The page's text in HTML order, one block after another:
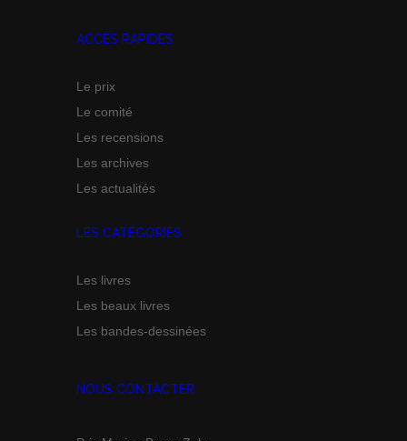
ACCES RAPIDES
Le prix
Le comité
Les recensions
Les archives
Les actualités
LES CATÉGORIES
Les livres
Les beaux livres
Les bandes-dessinées
NOUS CONTACTER